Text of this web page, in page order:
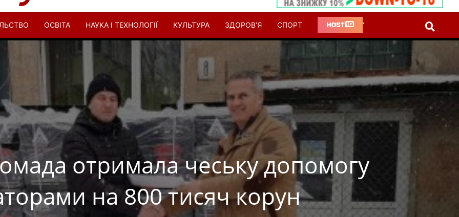
ОСВІТА НАУКА І ТЕХНОЛОГІЇ КУЛЬТУРА ЗДОРОВ’Я СПОРТ ‘
отримала чеську допомогу
на 800 тисяч корун